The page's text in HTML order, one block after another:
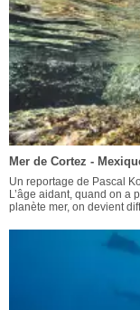
Mer de Cortez -
Un reportage de Pascal
L’âge aidant, quand on a
planète mer, on devient